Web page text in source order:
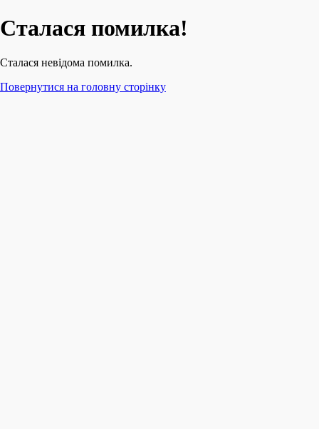
Сталася помилка!
Сталася невідома помилка.
Повернутися на головну сторінку